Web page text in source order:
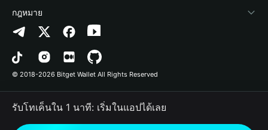
ติดต่อเรา
ทรัพยากรข้อมูลของแบรนด์
อาชีพ
Altcoin Season Index
Prediction Markets
DApp
RWA
ลิสต์โปรเจกต์
การตรวจจับการอนุญาต
การตรวจจับสัญญา
การโอนเป็นชุด
Arbitrum
Avalanche
Bitcoin
Polygon
กฎหมาย
นโยบายความเป็นส่วนตัว
ข้อตกลงในการใช้บริการ
© 2018-2026 Bitget Wallet All Rights Reserved
รับโทเค็นใน 1 นาที: เริ่มในแอปได้เลย